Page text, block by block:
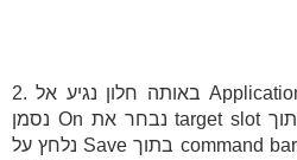
2. באותה חלון נגיע אל Application Setting > Auto Swap
נסמן On נבחר את target slot הרצוי בתוך Auto Swap Slot,
נלחץ על Save בתוך command bar, חשוב לבדוק שזה אכן slot